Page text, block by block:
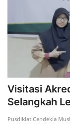
Visitasi
Selangkah
Pusdiklat Cendekia